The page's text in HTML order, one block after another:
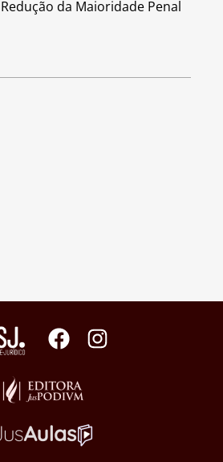
da Maioridade Penal